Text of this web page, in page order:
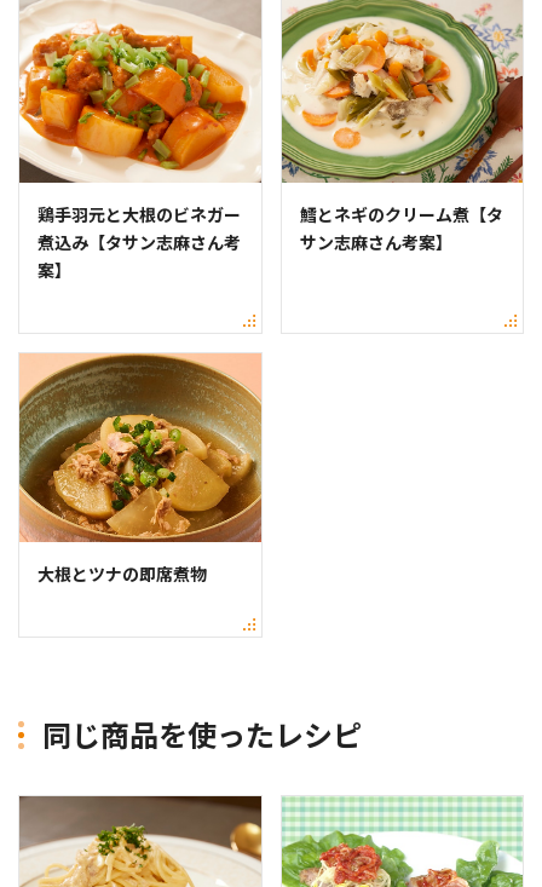
鶏手羽元と大根のビネガー
煮込み【タサン志麻さん考
案】
鱈とネギのクリーム煮【タ
サン志麻さん考案】
大根とツナの即席煮物
同じ商品を使ったレシピ